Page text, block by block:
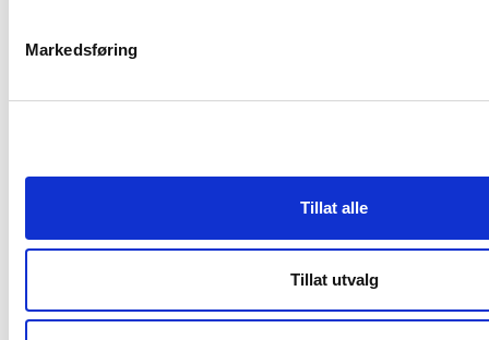
Markedsføring
Tillat alle
Tillat utvalg
Vedtekter og etiske regler